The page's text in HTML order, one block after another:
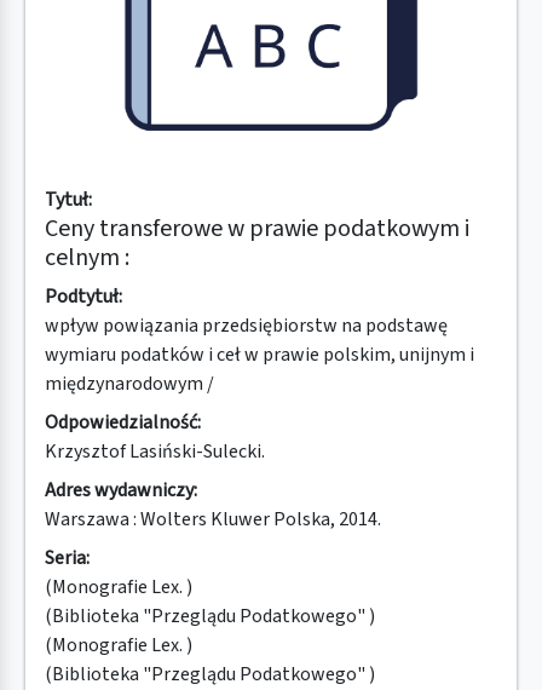
Tytuł:
Ceny transferowe w prawie podatkowym i
celnym :
Podtytuł:
wpływ powiązania przedsiębiorstw na podstawę
wymiaru podatków i ceł w prawie polskim, unijnym i
międzynarodowym /
Odpowiedzialność:
Krzysztof Lasiński-Sulecki.
Adres wydawniczy:
Warszawa : Wolters Kluwer Polska, 2014.
Seria:
(Monografie Lex. )
(Biblioteka "Przeglądu Podatkowego" )
(Monografie Lex. )
(Biblioteka "Przeglądu Podatkowego" )